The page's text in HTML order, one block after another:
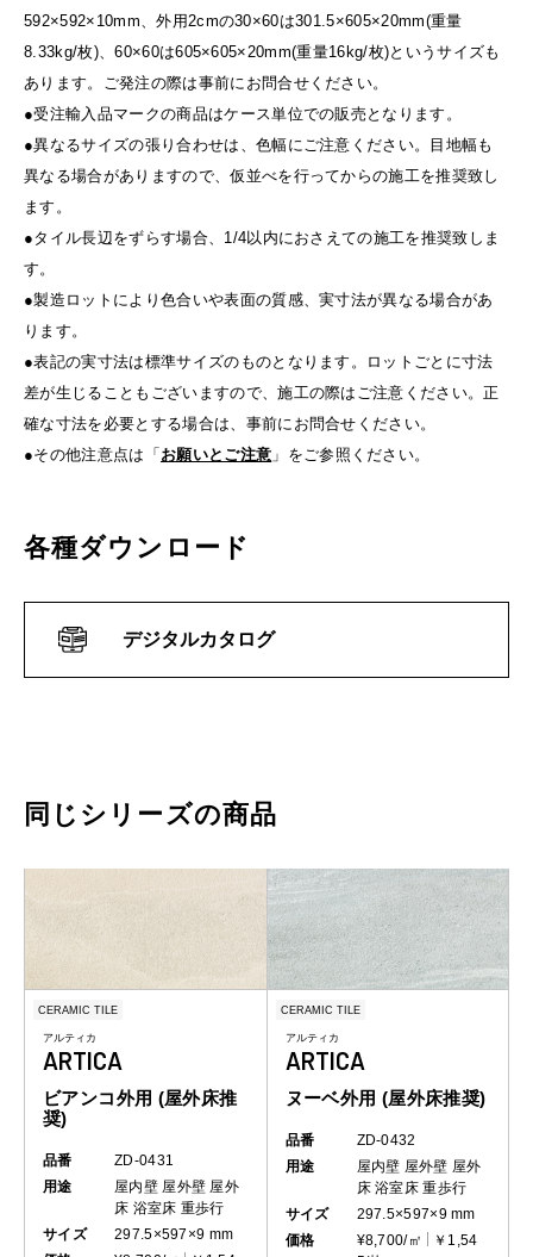
592×592×10mm、外用2cmの30×60は301.5×605×20mm(重量
8.33kg/枚)、60×60は605×605×20mm(重量16kg/枚)というサイズも
あります。ご発注の際は事前にお問合せください。
●受注輸入品マークの商品はケース単位での販売となります。
●異なるサイズの張り合わせは、色幅にご注意ください。目地幅も
異なる場合がありますので、仮並べを行ってからの施工を推奨致し
ます。
●タイル長辺をずらす場合、1/4以内におさえての施工を推奨致しま
す。
●製造ロットにより色合いや表面の質感、実寸法が異なる場合があ
ります。
●表記の実寸法は標準サイズのものとなります。ロットごとに寸法
差が生じることもございますので、施工の際はご注意ください。正
確な寸法を必要とする場合は、事前にお問合せください。
●その他注意点は「お願いとご注意 」をご参照ください。
各種ダウンロード
デジタルカタログ
同じシリーズの商品
CERAMIC TILE
アルティカ
ARTICA
ビアンコ外用 (屋外床推
奨)
品番
ZD-0431
用途
屋内壁 屋外壁 屋外
床 浴室床 重歩行
サイズ
297.5×597×9 mm
CERAMIC TILE
アルティカ
ARTICA
ヌーベ外用 (屋外床推奨)
品番
ZD-0432
用途
屋内壁 屋外壁 屋外
床 浴室床 重歩行
サイズ
297.5×597×9 mm
価格
¥8,700/㎡
￥1,54